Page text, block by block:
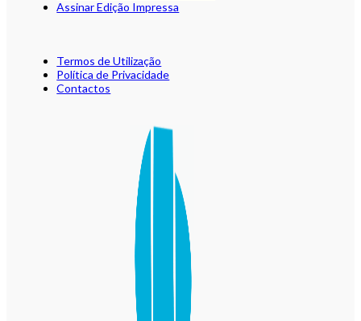
Assinar Edição Impressa
Termos de Utilização
Política de Privacidade
Contactos